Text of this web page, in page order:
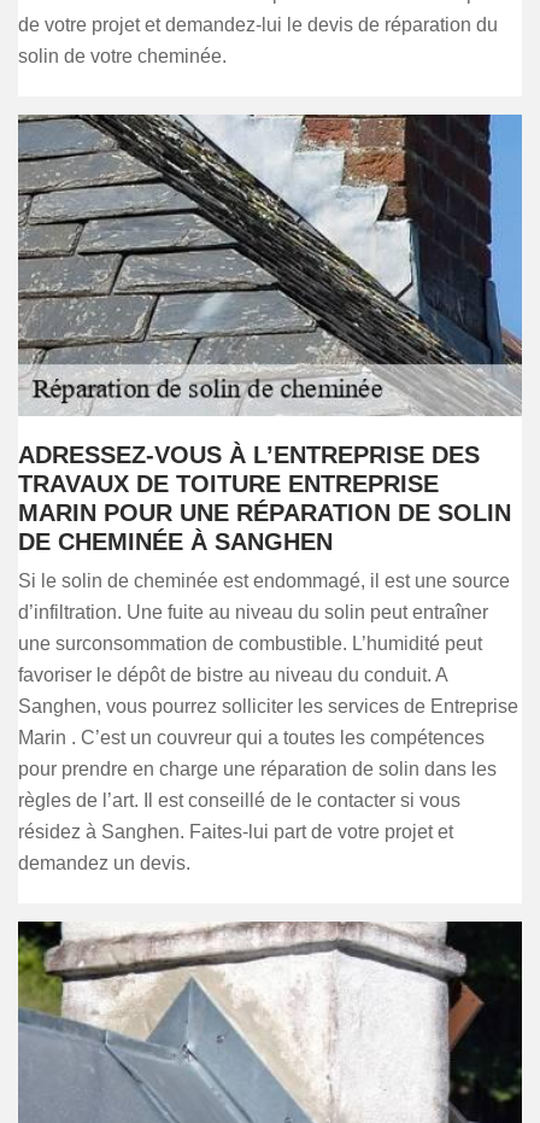
de votre projet et demandez-lui le devis de réparation du
solin de votre cheminée.
ADRESSEZ-VOUS À L’ENTREPRISE DES
TRAVAUX DE TOITURE ENTREPRISE
MARIN POUR UNE RÉPARATION DE SOLIN
DE CHEMINÉE À SANGHEN
Si le solin de cheminée est endommagé, il est une source
d’infiltration. Une fuite au niveau du solin peut entraîner
une surconsommation de combustible. L’humidité peut
favoriser le dépôt de bistre au niveau du conduit. A
Sanghen, vous pourrez solliciter les services de Entreprise
Marin . C’est un couvreur qui a toutes les compétences
pour prendre en charge une réparation de solin dans les
règles de l’art. Il est conseillé de le contacter si vous
résidez à Sanghen. Faites-lui part de votre projet et
demandez un devis.